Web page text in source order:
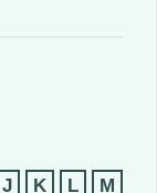
J K L M